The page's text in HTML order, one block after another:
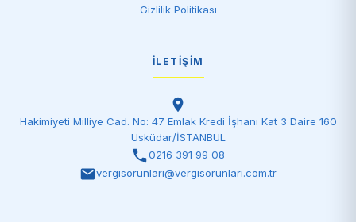
Gizlilik Politikası
İLETIŞIM
Hakimiyeti Milliye Cad. No: 47 Emlak Kredi İşhanı Kat 3 Daire 160
Üsküdar/İSTANBUL
0216 391 99 08
vergisorunlari@vergisorunlari.com.tr